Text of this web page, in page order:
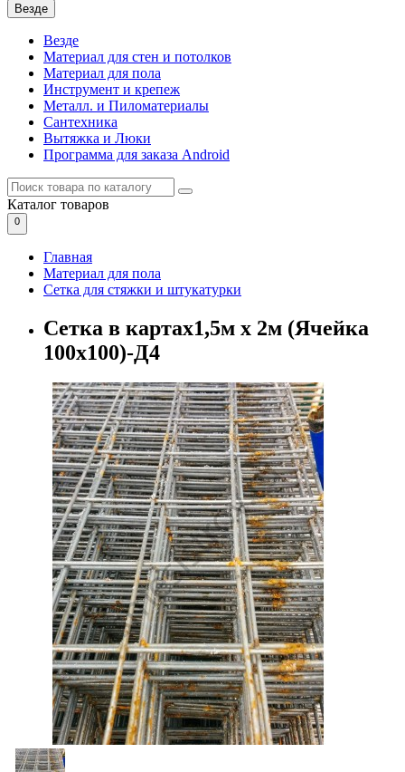
Везде
Везде
Материал для стен и потолков
Материал для пола
Инструмент и крепеж
Металл. и Пиломатериалы
Сантехника
Вытяжка и Люки
Программа для заказа Android
Каталог товаров
0
Главная
Материал для пола
Сетка для стяжки и штукатурки
Сетка в картах1,5м х 2м (Ячейка
100х100)-Д4